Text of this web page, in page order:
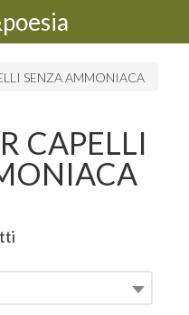
SENZA AMMONIACA
CAPELLI